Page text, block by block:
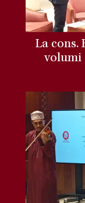
La cons.
volumi